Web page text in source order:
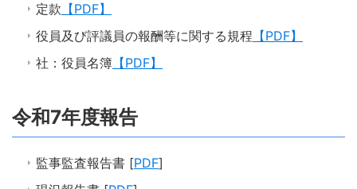
定款 【PDF】
役員及び評議員の報酬等に関する規程 【PDF】
社：役員名簿 【PDF】
令和7年度報告
監事監査報告書 [PDF]